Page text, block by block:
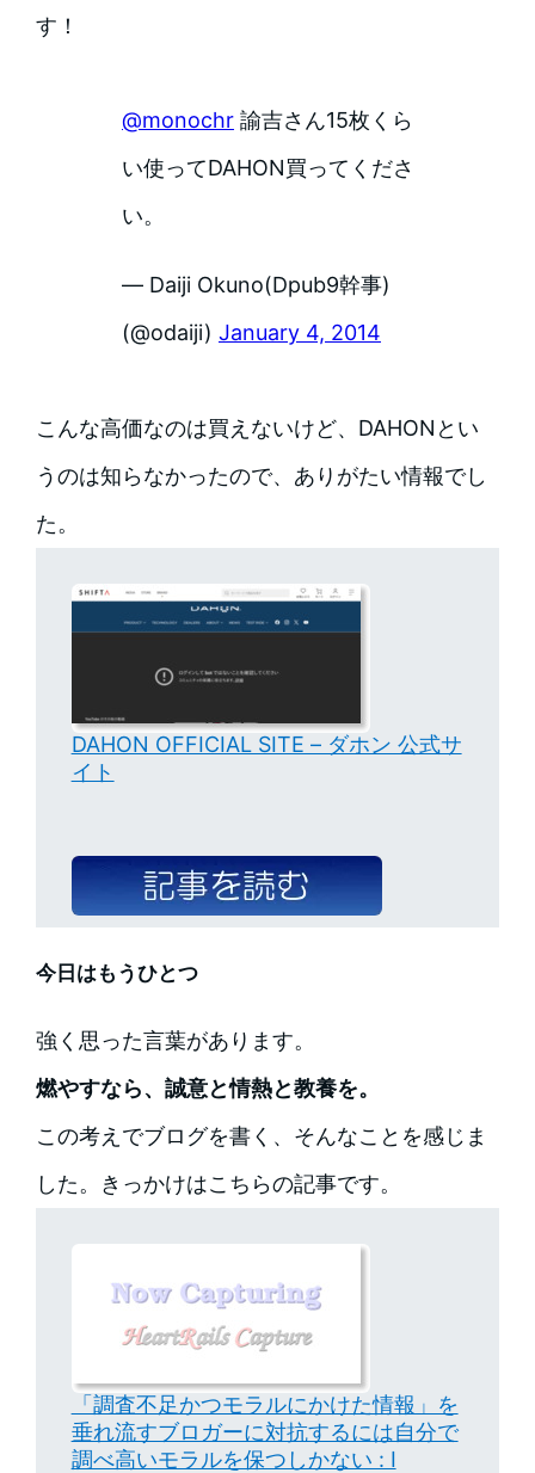
す！
@monochr諭吉さん15枚くら
い使ってDAHON買ってくださ
い。
— Daiji Okuno(Dpub9幹事)
(@odaiji) January 4, 2014
こんな高価なのは買えないけど、DAHONとい
うのは知らなかったので、ありがたい情報でし
た。
DAHON OFFICIAL SITE – ダホン 公式サ
イト
今日はもうひとつ
強く思った言葉があります。
燃やすなら、誠意と情熱と教養を。
この考えでブログを書く、そんなことを感じま
した。きっかけはこちらの記事です。
「調査不足かつモラルにかけた情報」を
垂れ流すブロガーに対抗するには自分で
調べ高いモラルを保つしかない : I